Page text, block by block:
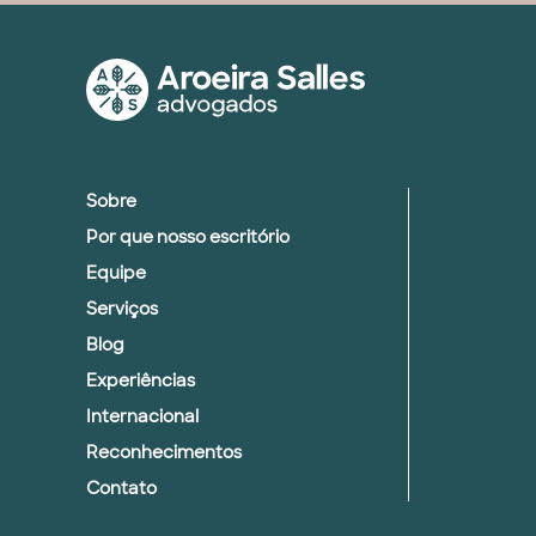
Sobre
Por que nosso escritório
Equipe
Serviços
Blog
Experiências
Internacional
Reconhecimentos
Contato